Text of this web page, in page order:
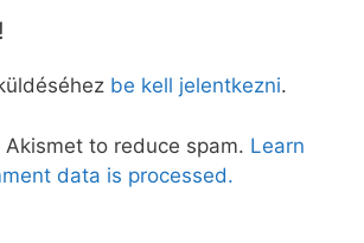
be kell jelentkezni.
to reduce spam. Learn
data is processed.